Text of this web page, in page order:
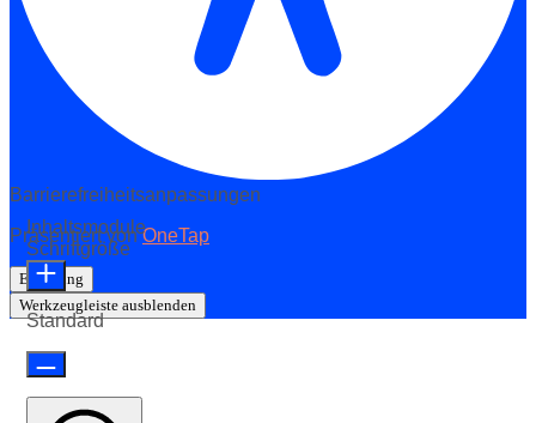
Barrierefreiheitsanpassungen
Präsentiert vonOneTap
Erklärung
Werkzeugleiste ausblenden
Inhaltsmodule
Schriftgröße
Standard